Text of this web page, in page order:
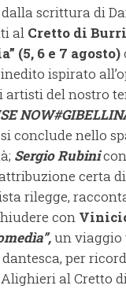
scrittura di
al Cretto di Burri
(5, 6 e 7 agosto)
ispirato
artisti del nostro
conclude nello
Sergio Rubinicon
certa di
rilegge,
con
un viaggio
per
al Cretto